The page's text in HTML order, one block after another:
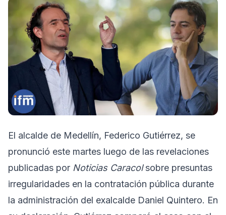
El alcalde de Medellín, Federico Gutiérrez, se
pronunció este martes luego de las revelaciones
publicadas por Noticias Caracolsobre presuntas
irregularidades en la contratación pública durante
la administración del exalcalde Daniel Quintero. En